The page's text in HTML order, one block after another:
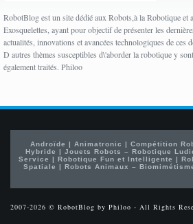
RobotBlog est un site dédié aux Robots,à la Robotique et
Exosquelettes, ayant pour objectif de présenter les
actualités, innovations et avancées technologiques de ces
D autres thèmes susceptibles d\'aborder la robotique y sont
également traités. Philoo
Androïde | Animatronic | Compétition
Hybride |Jouets Robots – Robotique
Service | Robotique Fun et Intelligente |
Spatiale | Robots Animaux –
2007-2026 © RobotBlog by Philoo - All Rights